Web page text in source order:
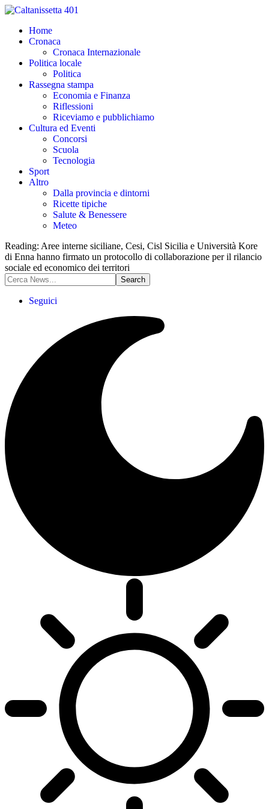
Home
Cronaca
Cronaca Internazionale
Politica locale
Politica
Rassegna stampa
Economia e Finanza
Riflessioni
Riceviamo e pubblichiamo
Cultura ed Eventi
Concorsi
Scuola
Tecnologia
Sport
Altro
Dalla provincia e dintorni
Ricette tipiche
Salute & Benessere
Meteo
Reading: Aree interne siciliane, Cesi, Cisl Sicilia e Università Kore
di Enna hanno firmato un protocollo di collaborazione per il rilancio
sociale ed economico dei territori
Seguici